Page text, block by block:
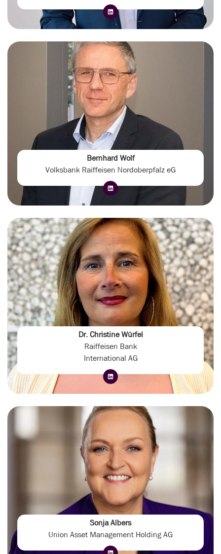
Bernhard Wolf
Volksbank Raiffeisen Nordoberpfalz eG
Dr. Christine Würfel
Raiffeisen Bank
International AG
Sonja Albers
Union Asset Management Holding AG